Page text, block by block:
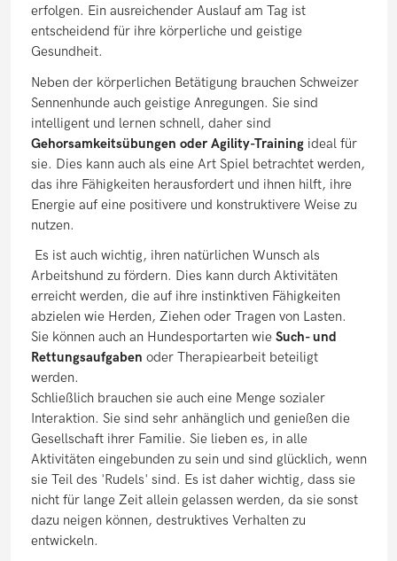
erfolgen. Ein ausreichender Auslauf am Tag ist
entscheidend für ihre körperliche und geistige
Gesundheit.
Neben der körperlichen Betätigung brauchen Schweizer
Sennenhunde auch geistige Anregungen. Sie sind
intelligent und lernen schnell, daher sind
Gehorsamkeitsübungen oder Agility-Trainingideal für
sie. Dies kann auch als eine Art Spiel betrachtet werden,
das ihre Fähigkeiten herausfordert und ihnen hilft, ihre
Energie auf eine positivere und konstruktivere Weise zu
nutzen.
Es ist auch wichtig, ihren natürlichen Wunsch als
Arbeitshund zu fördern. Dies kann durch Aktivitäten
erreicht werden, die auf ihre instinktiven Fähigkeiten
abzielen wie Herden, Ziehen oder Tragen von Lasten.
Sie können auch an Hundesportarten wie Such- und
Rettungsaufgaben oder Therapiearbeit beteiligt
werden.
Schließlich brauchen sie auch eine Menge sozialer
Interaktion. Sie sind sehr anhänglich und genießen die
Gesellschaft ihrer Familie. Sie lieben es, in alle
Aktivitäten eingebunden zu sein und sind glücklich, wenn
sie Teil des 'Rudels' sind. Es ist daher wichtig, dass sie
nicht für lange Zeit allein gelassen werden, da sie sonst
dazu neigen können, destruktives Verhalten zu
entwickeln.